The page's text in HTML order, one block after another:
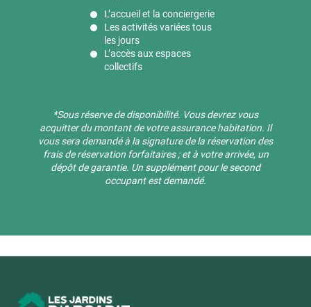
L’accueil et la conciergerie
Les activités variées tous
les jours
L’accès aux espaces
collectifs
*Sous réserve de disponibilité. ​Vous devrez vous
acquitter du montant de votre assurance habitation. Il
vous sera demandé à la signature de la réservation des
frais de réservation forfaitaires ; et à votre arrivée, un
dépôt de garantie. Un supplément pour le second
occupant est demandé.